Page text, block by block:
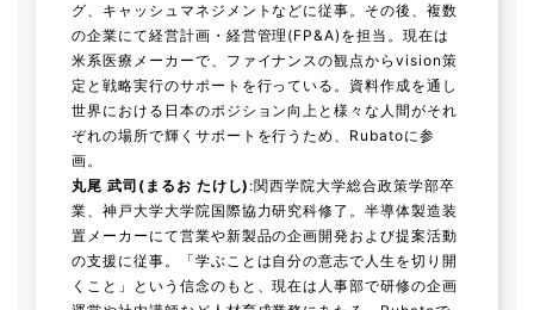
グ、キャッシュマネジメントなどに従事。その後、複数
の企業にて経営計画・経営管理(FP&A)を担当。現在は
米系医療メーカーで、ファイナンスの観点からvision策
定と戦略実行のサポートを行っている。資料作成を通し
世界における日本のポジション向上と様々な人間がそれ
ぞれの場所で輝くサポートを行うため、Rubatoに参
画。
丸尾 武司(まるお たけし) :関西学院大学総合政策学部卒
業、神戸大学大学院国際協力研究科修了。半導体製造装
置メーカーにて営業や新製品の企画開発および提案活動
の支援に従事。「学ぶことは自分の意志で人生を切り開
くこと」という信念のもと、現在は人事部で研修の企画